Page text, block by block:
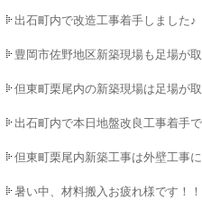
出石町内で改造工事着手しました♪
豊岡市佐野地区新築現場も足場が
但東町栗尾内の新築現場は足場が
出石町内で本日地盤改良工事着手
但東町栗尾内新築工事は外壁工事に
暑い中、材料搬入お疲れ様です！！